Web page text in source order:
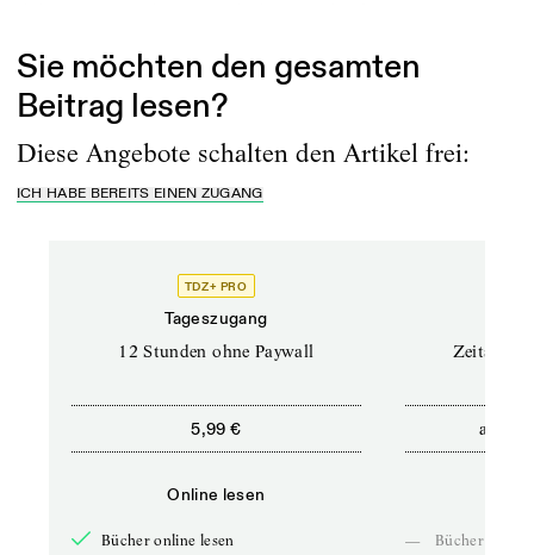
Sie möchten den gesamten
Beitrag lesen?
Diese Angebote schalten den Artikel frei:
ICH HABE BEREITS EINEN ZUGANG
TDZ+ PRO
Tageszugang
12 Stunden ohne Paywall
5,99 €
Online lesen
Bücher online lesen
ab
—
Bücher online